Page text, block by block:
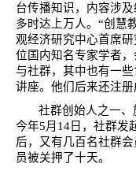
台传播知识，内容涉
多时达上万人。 “创慧
观经济研究中心首席
位国内知名专家学者
与社群，其中也有一
讲座。他们后来还注册
社群创始人之一、
今年5月 14日，社群发
后，又有几百名社群
员被关押了十天。